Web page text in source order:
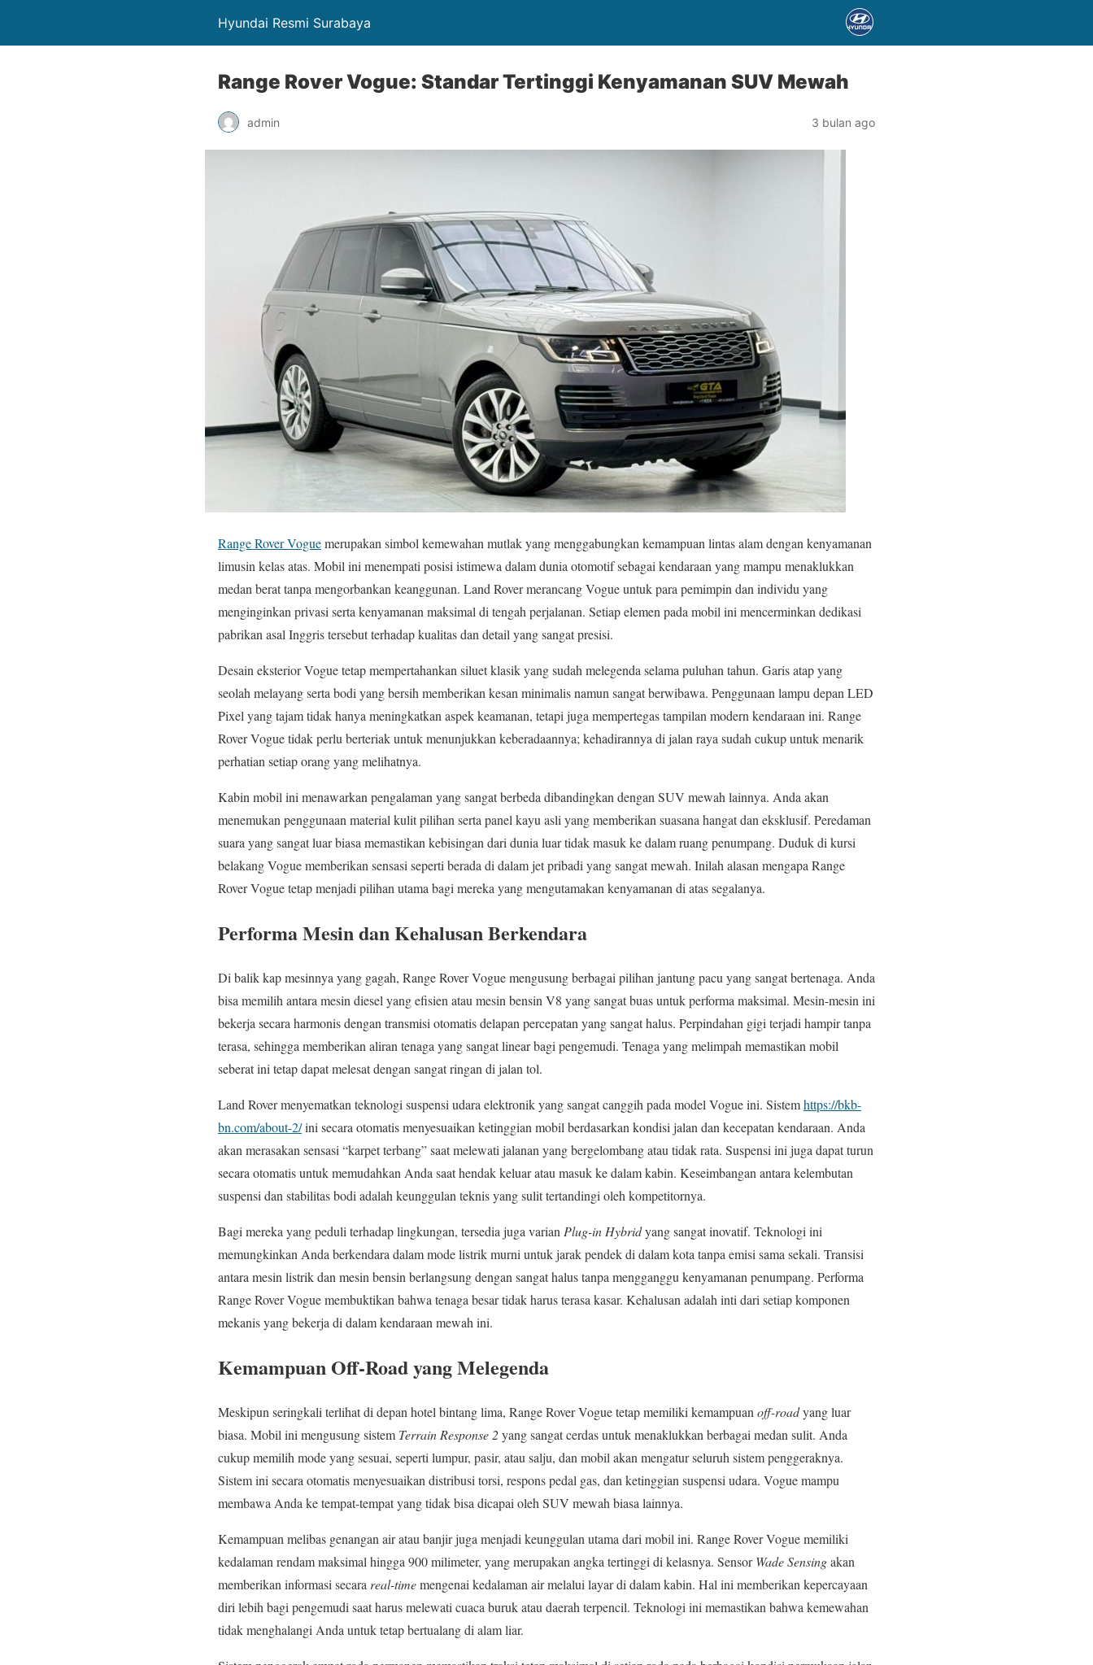
Hyundai Resmi Surabaya
Range Rover Vogue: Standar Tertinggi Kenyamanan SUV Mewah
admin 3 bulan ago
Range Rover Voguemerupakan simbol kemewahan mutlak yang menggabungkan kemampuan lintas alam dengan kenyamanan
limusin kelas atas. Mobil ini menempati posisi istimewa dalam dunia otomotif sebagai kendaraan yang mampu menaklukkan
medan berat tanpa mengorbankan keanggunan. Land Rover merancang Vogue untuk para pemimpin dan individu yang
menginginkan privasi serta kenyamanan maksimal di tengah perjalanan. Setiap elemen pada mobil ini mencerminkan dedikasi
pabrikan asal Inggris tersebut terhadap kualitas dan detail yang sangat presisi.
Desain eksterior Vogue tetap mempertahankan siluet klasik yang sudah melegenda selama puluhan tahun. Garis atap yang
seolah melayang serta bodi yang bersih memberikan kesan minimalis namun sangat berwibawa. Penggunaan lampu depan LED
Pixel yang tajam tidak hanya meningkatkan aspek keamanan, tetapi juga mempertegas tampilan modern kendaraan ini. Range
Rover Vogue tidak perlu berteriak untuk menunjukkan keberadaannya; kehadirannya di jalan raya sudah cukup untuk menarik
perhatian setiap orang yang melihatnya.
Kabin mobil ini menawarkan pengalaman yang sangat berbeda dibandingkan dengan SUV mewah lainnya. Anda akan
menemukan penggunaan material kulit pilihan serta panel kayu asli yang memberikan suasana hangat dan eksklusif. Peredaman
suara yang sangat luar biasa memastikan kebisingan dari dunia luar tidak masuk ke dalam ruang penumpang. Duduk di kursi
belakang Vogue memberikan sensasi seperti berada di dalam jet pribadi yang sangat mewah. Inilah alasan mengapa Range
Rover Vogue tetap menjadi pilihan utama bagi mereka yang mengutamakan kenyamanan di atas segalanya.
Performa Mesin dan Kehalusan Berkendara
Di balik kap mesinnya yang gagah, Range Rover Vogue mengusung berbagai pilihan jantung pacu yang sangat bertenaga. Anda
bisa memilih antara mesin diesel yang efisien atau mesin bensin V8 yang sangat buas untuk performa maksimal. Mesin-mesin ini
bekerja secara harmonis dengan transmisi otomatis delapan percepatan yang sangat halus. Perpindahan gigi terjadi hampir tanpa
terasa, sehingga memberikan aliran tenaga yang sangat linear bagi pengemudi. Tenaga yang melimpah memastikan mobil
seberat ini tetap dapat melesat dengan sangat ringan di jalan tol.
Land Rover menyematkan teknologi suspensi udara elektronik yang sangat canggih pada model Vogue ini. Sistemhttps://bkb-
bn.com/about-2/ini secara otomatis menyesuaikan ketinggian mobil berdasarkan kondisi jalan dan kecepatan kendaraan. Anda
akan merasakan sensasi “karpet terbang” saat melewati jalanan yang bergelombang atau tidak rata. Suspensi ini juga dapat turun
secara otomatis untuk memudahkan Anda saat hendak keluar atau masuk ke dalam kabin. Keseimbangan antara kelembutan
suspensi dan stabilitas bodi adalah keunggulan teknis yang sulit tertandingi oleh kompetitornya.
Bagi mereka yang peduli terhadap lingkungan, tersedia juga varian Plug-in Hybridyang sangat inovatif. Teknologi ini
memungkinkan Anda berkendara dalam mode listrik murni untuk jarak pendek di dalam kota tanpa emisi sama sekali. Transisi
antara mesin listrik dan mesin bensin berlangsung dengan sangat halus tanpa mengganggu kenyamanan penumpang. Performa
Range Rover Vogue membuktikan bahwa tenaga besar tidak harus terasa kasar. Kehalusan adalah inti dari setiap komponen
mekanis yang bekerja di dalam kendaraan mewah ini.
Kemampuan Off-Road yang Melegenda
Meskipun seringkali terlihat di depan hotel bintang lima, Range Rover Vogue tetap memiliki kemampuan off-roadyang luar
biasa. Mobil ini mengusung sistem Terrain Response 2yang sangat cerdas untuk menaklukkan berbagai medan sulit. Anda
cukup memilih mode yang sesuai, seperti lumpur, pasir, atau salju, dan mobil akan mengatur seluruh sistem penggeraknya.
Sistem ini secara otomatis menyesuaikan distribusi torsi, respons pedal gas, dan ketinggian suspensi udara. Vogue mampu
membawa Anda ke tempat-tempat yang tidak bisa dicapai oleh SUV mewah biasa lainnya.
Kemampuan melibas genangan air atau banjir juga menjadi keunggulan utama dari mobil ini. Range Rover Vogue memiliki
kedalaman rendam maksimal hingga 900 milimeter, yang merupakan angka tertinggi di kelasnya. SensorWade Sensingakan
memberikan informasi secara real-timemengenai kedalaman air melalui layar di dalam kabin. Hal ini memberikan kepercayaan
diri lebih bagi pengemudi saat harus melewati cuaca buruk atau daerah terpencil. Teknologi ini memastikan bahwa kemewahan
tidak menghalangi Anda untuk tetap bertualang di alam liar.